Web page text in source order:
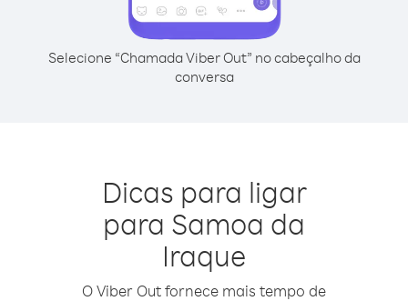
Selecione “Chamada Viber Out” no cabeçalho da
conversa
Dicas para ligar
para Samoa da
Iraque
O Viber Out fornece mais tempo de